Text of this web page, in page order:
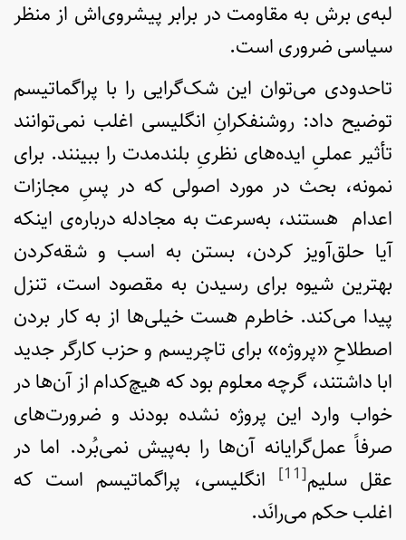
لبه‌ی برش به مقاومت در برابر پیشروی‌اش از منظر
سیاسی ضروری است.
تاحدودی می‌توان این شک‌گرایی را با پراگماتیسم
توضیح داد: روشنفکرانِ انگلیسی اغلب نمی‌توانند
تأثیر عملیِ ایده‌های نظریِ بلندمدت را ببینند. برای
نمونه، بحث در مورد اصولی که در پسِ مجازات
اعدام هستند، به‌سرعت به مجادله درباره‌ی اینکه
آیا حلق‌آویز کردن، بستن به اسب و شقه‌کردن
بهترین شیوه برای رسیدن به مقصود است، تنزل
پیدا می‌کند. خاطرم هست خیلی‌ها از به کار بردن
اصطلاحِ «پروژه» برای تاچریسم و حزب کارگر جدید
ابا داشتند، گرچه معلوم بود که هیچ‌کدام از آن‌ها در
خواب وارد این پروژه نشده بودند و ضرورت‌های
صرفاً عمل‌گرایانه آن‌ها را به‌پیش نمی‌بُرد. اما در
عقل سلیم[11]
انگلیسی، پراگماتیسم است که
اغلب حکم می‌رانَد.